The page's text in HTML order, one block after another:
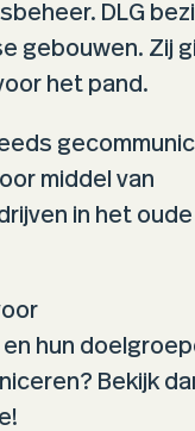
DLG
gebouwen. Zij
het pand.
middel van
in het
hun
Bekijk